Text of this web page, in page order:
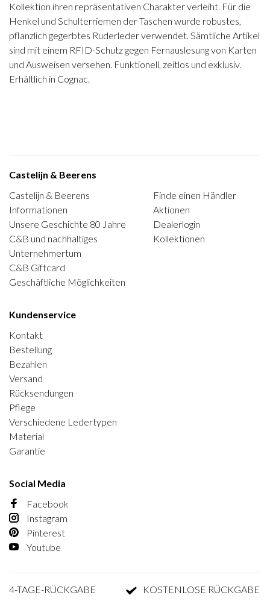
Kollektion ihren repräsentativen Charakter verleiht. Für die
Henkel und Schulterriemen der Taschen wurde robustes,
pflanzlich gegerbtes Ruderleder verwendet. Sämtliche Artikel
sind mit einem RFID-Schutz gegen Fernauslesung von Karten
und Ausweisen versehen. Funktionell, zeitlos und exklusiv.
Erhältlich in Cognac.
Castelijn & Beerens
Castelijn & Beerens
Informationen
Unsere Geschichte 80 Jahre
C&B und nachhaltiges
Unternehmertum
C&B Giftcard
Geschäftliche Möglichkeiten
Finde einen Händler
Aktionen
Dealerlogin
Kollektionen
Kundenservice
Kontakt
Bestellung
Bezahlen
Versand
Rücksendungen
Pflege
Verschiedene Ledertypen
Material
Garantie
Social Media
Facebook
Instagram
Pinterest
Youtube
RÜCKGABE KOSTENLOSE RÜCKGABE